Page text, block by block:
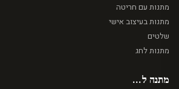
מתנות עם חריטה
מתנות בעיצוב אישי
שלטים
מתנות לחג
מתנה ל...